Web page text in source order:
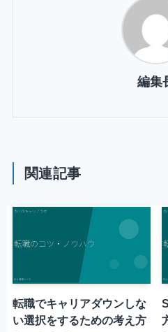
編集
関連記事
転職でキャリアダウンしな
い選択をするための考え方